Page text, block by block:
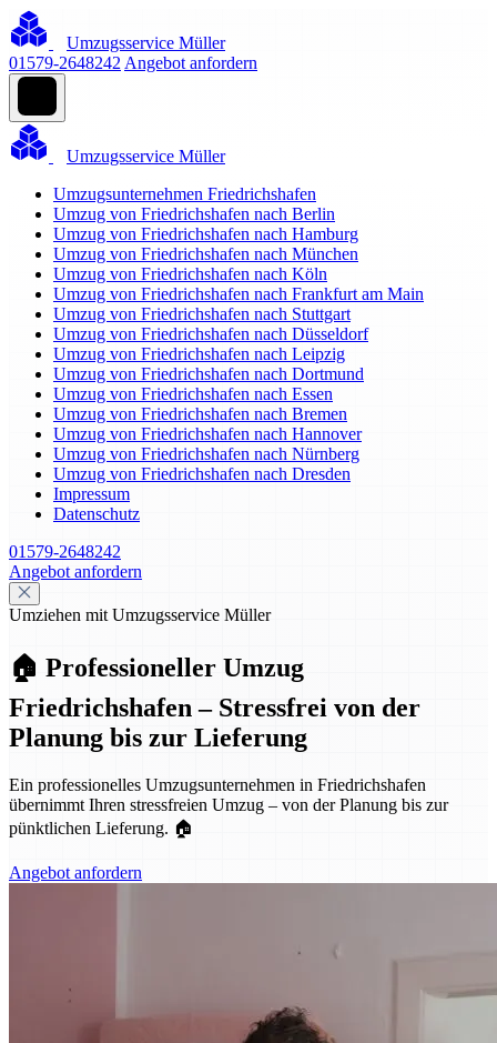
Umzugsservice Müller
01579-2648242 Angebot anfordern
Umzugsservice Müller
Umzugsunternehmen Friedrichshafen
Umzug von Friedrichshafen nach Berlin
Umzug von Friedrichshafen nach Hamburg
Umzug von Friedrichshafen nach München
Umzug von Friedrichshafen nach Köln
Umzug von Friedrichshafen nach Frankfurt am Main
Umzug von Friedrichshafen nach Stuttgart
Umzug von Friedrichshafen nach Düsseldorf
Umzug von Friedrichshafen nach Leipzig
Umzug von Friedrichshafen nach Dortmund
Umzug von Friedrichshafen nach Essen
Umzug von Friedrichshafen nach Bremen
Umzug von Friedrichshafen nach Hannover
Umzug von Friedrichshafen nach Nürnberg
Umzug von Friedrichshafen nach Dresden
Impressum
Datenschutz
01579-2648242
Angebot anfordern
Umziehen mit Umzugsservice Müller
🏠 Professioneller Umzug
Friedrichshafen – Stressfrei von der
Planung bis zur Lieferung
Ein professionelles Umzugsunternehmen in Friedrichshafen
übernimmt Ihren stressfreien Umzug – von der Planung bis zur
pünktlichen Lieferung. 🏠
Angebot anfordern